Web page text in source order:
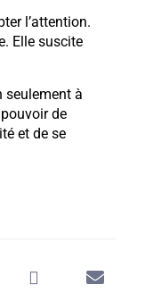
l’attention.
Elle suscite
seulement à
de
et de se